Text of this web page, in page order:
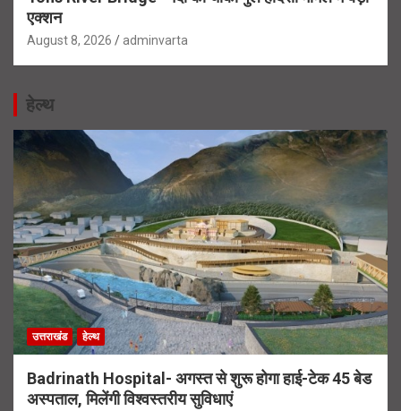
एक्शन
August 8, 2026 adminvarta
हेल्थ
उत्तराखंड हेल्थ
Badrinath Hospital- अगस्त से शुरू होगा हाई-टेक 45 बेड
अस्पताल, मिलेंगी विश्वस्तरीय सुविधाएं